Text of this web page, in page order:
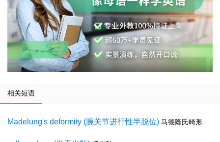
相关短语
Madelung's deformity (腕关节进行性半脱位) 马德隆氏畸形